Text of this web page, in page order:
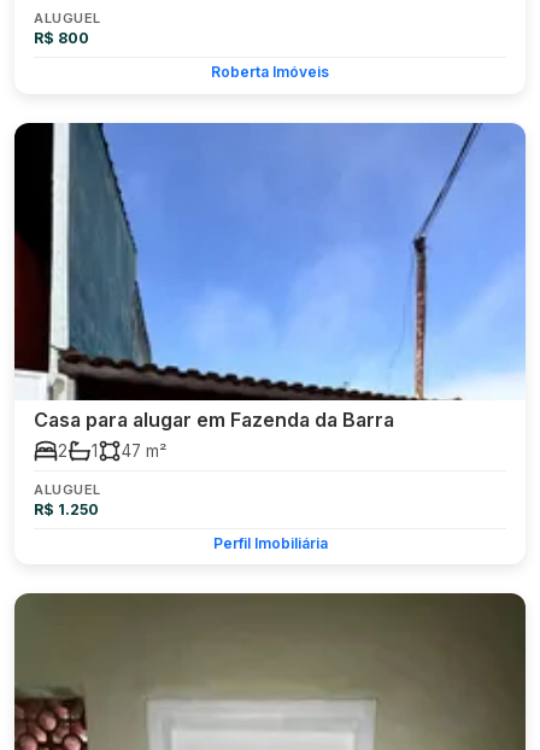
ALUGUEL
R$ 800
Roberta Imóveis
Casa para alugar em Fazenda da Barra
2 1 47 m²
ALUGUEL
R$ 1.250
Perfil Imobiliária